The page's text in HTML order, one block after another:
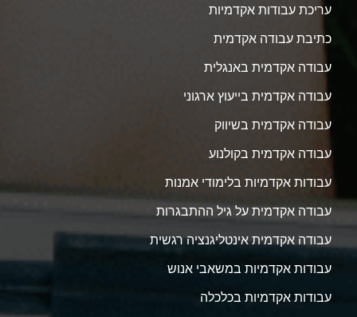
עריכת עבודות אקדמיות
כתיבת עבודה אקדמית
עבודה אקדמית באנגלית
עבודה אקדמית בייעוץ ארגוני
עבודה אקדמית בשיווק
עבודה אקדמית בקולנוע
עבודות אקדמיות בלימודי אמנות
עבודה אקדמית על גיל ההתבגרות
עבודה אקדמית אינטליגנציה רגשית
עבודות אקדמיות במשאבי אנוש
עבודות אקדמיות בכלכלה